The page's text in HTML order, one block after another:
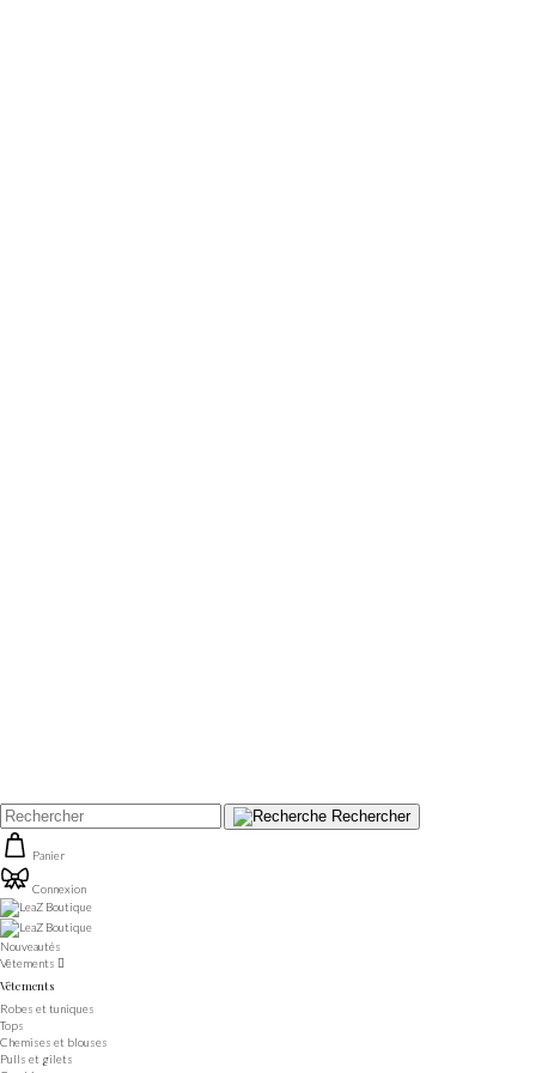
Rechercher
Panier
Connexion
Nouveautés
Vêtements 
Vêtements
Robes et tuniques
Tops
Chemises et blouses
Pulls et gilets